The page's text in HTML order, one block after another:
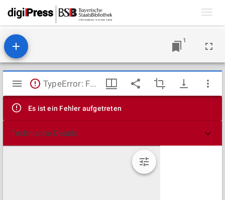
1
Mirador
Viewer
TypeError: Failed to fetch
Es ist ein Fehler aufgetreten
Technische Details